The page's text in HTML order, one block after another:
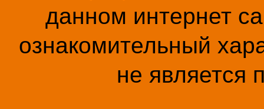
данном интернет
ознакомительный
не является